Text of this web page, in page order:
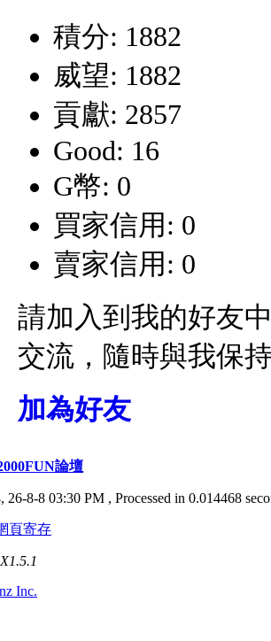
積分: 1882
威望: 1882
貢獻: 2857
Good: 16
G幣: 0
買家信用: 0
賣家信用: 0
請加入到我的好友
交流，隨時與我保
加為好友
論壇
26-8-8 03:30 PM , Processed in 0.014468
頁寄存
X1.5.1
Inc.